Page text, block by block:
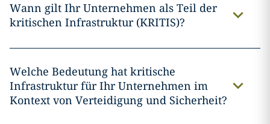
Wann gilt Ihr Unternehmen als Teil der
kritischen Infrastruktur (KRITIS)?
Welche Bedeutung hat kritische
Infrastruktur für Ihr Unternehmen im
Kontext von Verteidigung und Sicherheit?